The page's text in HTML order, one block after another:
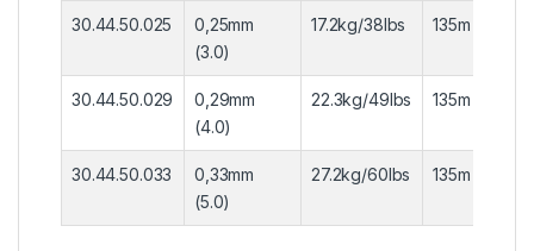
30.44.50.025
0,25mm
(3.0)
17.2kg/38lbs 135m
30.44.50.029
0,29mm
(4.0)
22.3kg/49lbs 135m
30.44.50.033
0,33mm
(5.0)
27.2kg/60lbs 135m